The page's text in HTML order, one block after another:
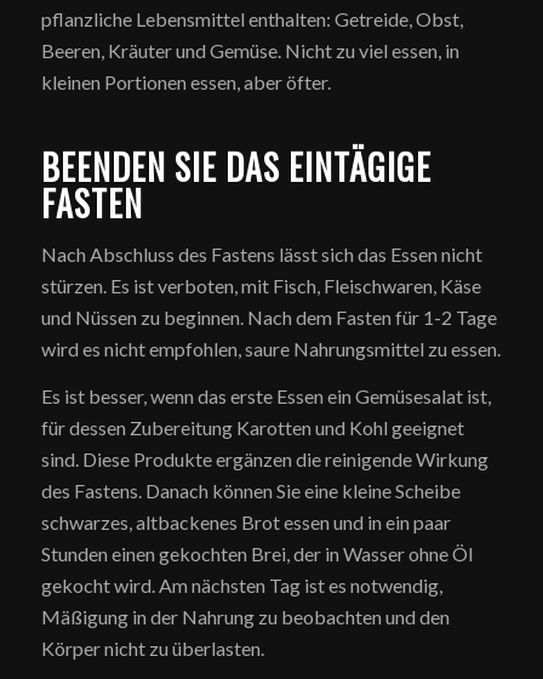
pflanzliche Lebensmittel enthalten: Getreide, Obst,
Beeren, Kräuter und Gemüse. Nicht zu viel essen, in
kleinen Portionen essen, aber öfter.
BEENDEN SIE DAS EINTÄGIGE
FASTEN
Nach Abschluss des Fastens lässt sich das Essen nicht
stürzen. Es ist verboten, mit Fisch, Fleischwaren, Käse
und Nüssen zu beginnen. Nach dem Fasten für 1-2 Tage
wird es nicht empfohlen, saure Nahrungsmittel zu essen.
Es ist besser, wenn das erste Essen ein Gemüsesalat ist,
für dessen Zubereitung Karotten und Kohl geeignet
sind. Diese Produkte ergänzen die reinigende Wirkung
des Fastens. Danach können Sie eine kleine Scheibe
schwarzes, altbackenes Brot essen und in ein paar
Stunden einen gekochten Brei, der in Wasser ohne Öl
gekocht wird. Am nächsten Tag ist es notwendig,
Mäßigung in der Nahrung zu beobachten und den
Körper nicht zu überlasten.